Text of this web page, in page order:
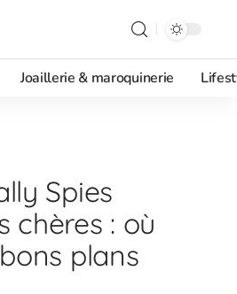
Joaillerie & maroquinerie
Spies
chères : où
plans